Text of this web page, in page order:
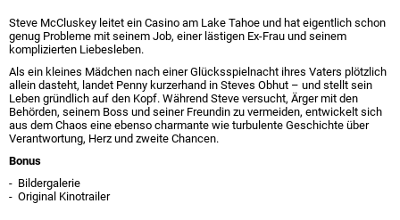
Steve McCluskey leitet ein Casino am Lake Tahoe und hat eigentlich schon
genug Probleme mit seinem Job, einer lästigen Ex-Frau und seinem
komplizierten Liebesleben.
Als ein kleines Mädchen nach einer Glücksspielnacht ihres Vaters plötzlich
allein dasteht, landet Penny kurzerhand in Steves Obhut – und stellt sein
Leben gründlich auf den Kopf. Während Steve versucht, Ärger mit den
Behörden, seinem Boss und seiner Freundin zu vermeiden, entwickelt sich
aus dem Chaos eine ebenso charmante wie turbulente Geschichte über
Verantwortung, Herz und zweite Chancen.
Bonus
- Bildergalerie
- Original Kinotrailer